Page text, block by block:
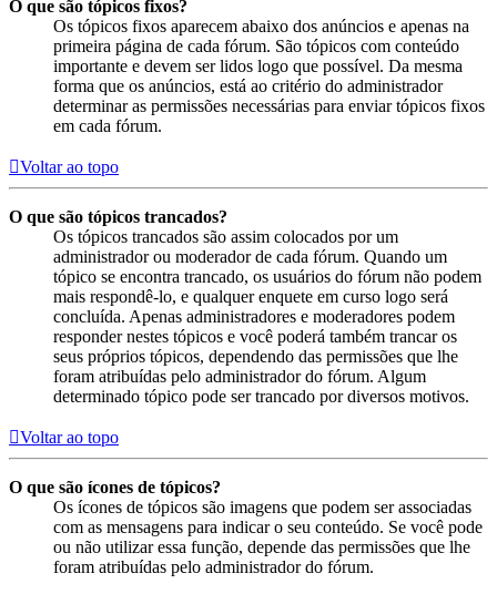
O que são tópicos fixos?
Os tópicos fixos aparecem abaixo dos anúncios e apenas na
primeira página de cada fórum. São tópicos com conteúdo
importante e devem ser lidos logo que possível. Da mesma
forma que os anúncios, está ao critério do administrador
determinar as permissões necessárias para enviar tópicos fixos
em cada fórum.
Voltar ao topo
O que são tópicos trancados?
Os tópicos trancados são assim colocados por um
administrador ou moderador de cada fórum. Quando um
tópico se encontra trancado, os usuários do fórum não podem
mais respondê-lo, e qualquer enquete em curso logo será
concluída. Apenas administradores e moderadores podem
responder nestes tópicos e você poderá também trancar os
seus próprios tópicos, dependendo das permissões que lhe
foram atribuídas pelo administrador do fórum. Algum
determinado tópico pode ser trancado por diversos motivos.
Voltar ao topo
O que são ícones de tópicos?
Os ícones de tópicos são imagens que podem ser associadas
com as mensagens para indicar o seu conteúdo. Se você pode
ou não utilizar essa função, depende das permissões que lhe
foram atribuídas pelo administrador do fórum.